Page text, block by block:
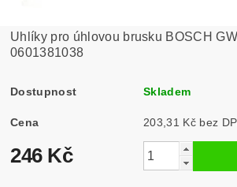
Uhlíky pro úhlovou brusku BOSCH
0601381038
Dostupnost Skladem
Cena 203,31 Kč bez
246 Kč